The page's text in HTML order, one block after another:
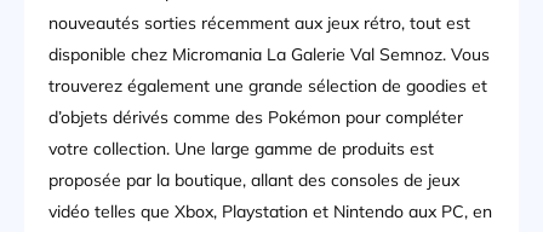
nouveautés sorties récemment aux jeux rétro, tout est
disponible chez Micromania La Galerie Val Semnoz. Vous
trouverez également une grande sélection de goodies et
d’objets dérivés comme des Pokémon pour compléter
votre collection. Une large gamme de produits est
proposée par la boutique, allant des consoles de jeux
vidéo telles que Xbox, Playstation et Nintendo aux PC, en